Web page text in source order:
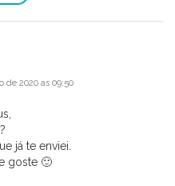
de 2020 as 09:50
já te enviei.
goste 🙂